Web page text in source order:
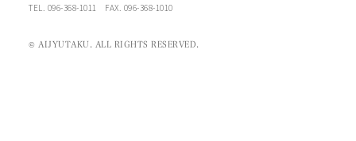
TEL. 096-368-1011 FAX. 096-368-1010
© AIJYUTAKU. ALL RIGHTS RESERVED.